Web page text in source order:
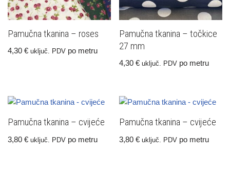
Pamučna tkanina – roses
4,30 € uključ. PDV po metru
Pamučna tkanina – točkice
27 mm
4,30€ uključ. PDV po metru
Pamučna tkanina – cvijeće
3,80 € uključ. PDV po metru
Pamučna tkanina – cvijeće
3,80€ uključ. PDV po metru